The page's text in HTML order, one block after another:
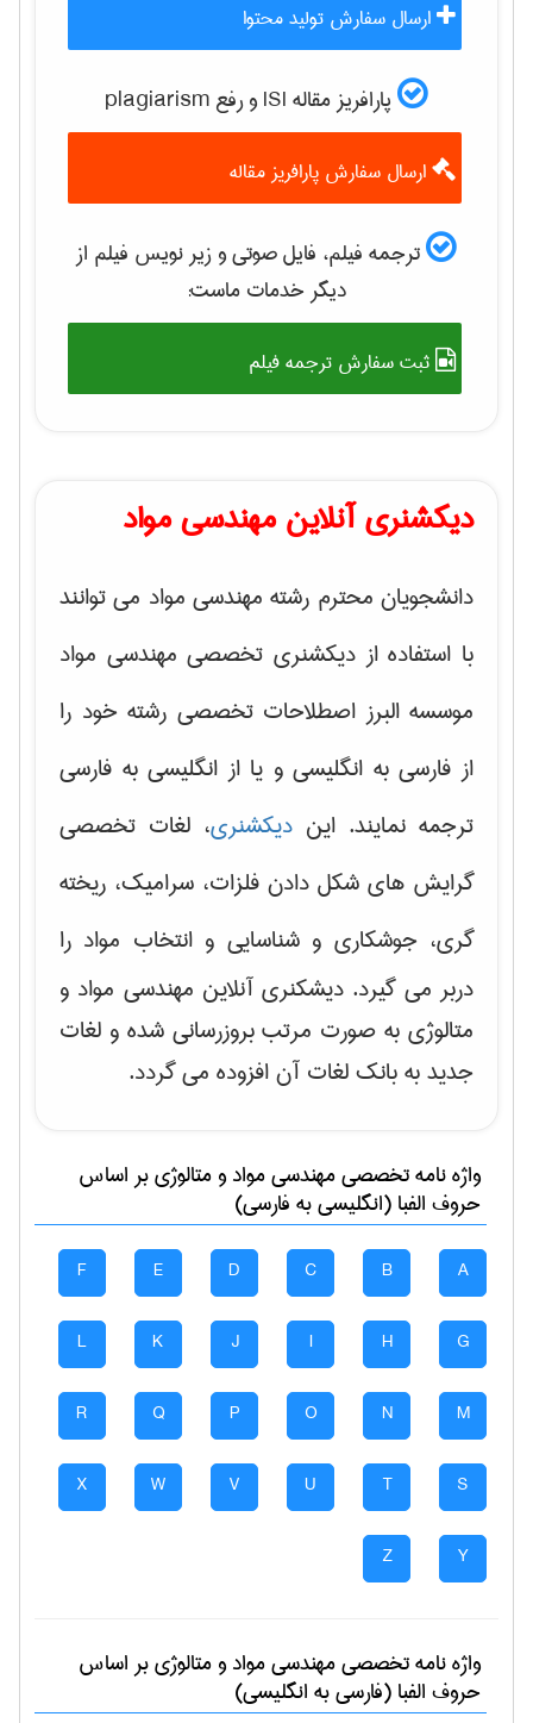
ارسال سفارش تولید محتوا
پارافریز مقاله ISI و رفع plagiarism
ارسال سفارش پارافریز مقاله
ترجمه فیلم، فایل صوتی و زیر نویس فیلم از
دیگر خدمات ماست:
ثبت سفارش ترجمه فیلم
دیکشنری آنلاین مهندسی مواد
دانشجویان محترم رشته مهندسی مواد می توانند
با استفاده از دیکشنری تخصصی مهندسی مواد
موسسه البرز اصطلاحات تخصصی رشته خود را
از فارسی به انگلیسی و یا از انگلیسی به فارسی
ترجمه نمایند. این دیکشنری، لغات تخصصی
گرایش های شکل دادن فلزات، سرامیک، ریخته
گری، جوشکاری و شناسایی و انتخاب مواد را
دربر می گیرد. دیشکنری آنلاین مهندسی مواد و
متالوژی به صورت مرتب بروزرسانی شده و لغات
جدید به بانک لغات آن افزوده می گردد.
واژه نامه تخصصیمهندسی مواد و متالوژیبر اساس
حروف الفبا (انگلیسی به فارسی)
A
B
C
D
E
F
G
H
I
J
K
L
M
N
O
P
Q
R
S
T
U
V
W
X
Y
Z
واژه نامه تخصصیمهندسی مواد و متالوژیبر اساس
حروف الفبا (فارسی به انگلیسی)